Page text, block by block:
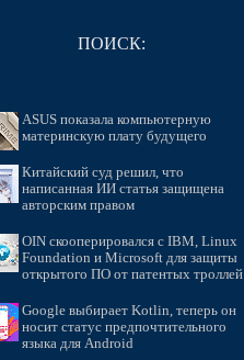
ПОИСК:
ASUS показала компьютерную
материнскую плату будущего
Китайский суд решил, что
написанная ИИ статья защищена
авторским правом
OIN скооперировался с IBM, Linux
Foundation и Microsoft для защиты
открытого ПО от патентых троллей
Google выбирает Kotlin, теперь он
носит статус предпочтительного
языка для Android